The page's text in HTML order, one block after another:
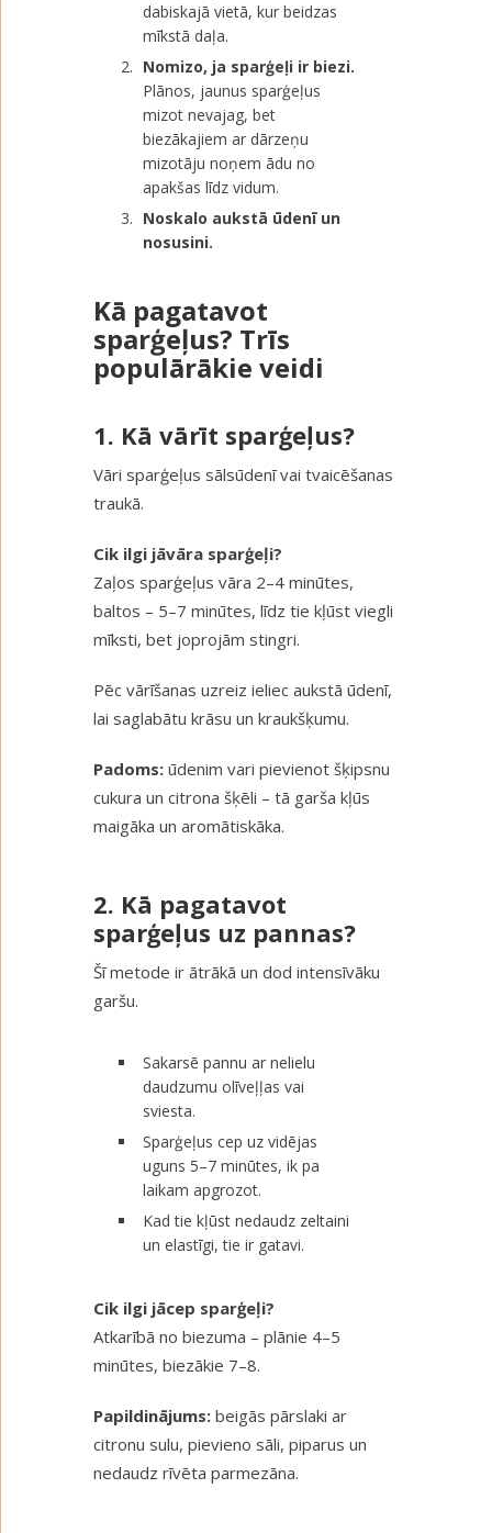
dabiskajā vietā, kur beidzas
mīkstā daļa.
Nomizo, ja sparģeļi ir biezi.
Plānos, jaunus sparģeļus
mizot nevajag, bet
biezākajiem ar dārzeņu
mizotāju noņem ādu no
apakšas līdz vidum.
Noskalo aukstā ūdenī un
nosusini.
Kā pagatavot
sparģeļus? Trīs
populārākie veidi
1. Kā vārīt sparģeļus?
Vāri sparģeļus sālsūdenī vai tvaicēšanas
traukā.
Cik ilgi jāvāra sparģeļi?
Zaļos sparģeļus vāra 2–4 minūtes,
baltos – 5–7 minūtes, līdz tie kļūst viegli
mīksti, bet joprojām stingri.
Pēc vārīšanas uzreiz ieliec aukstā ūdenī,
lai saglabātu krāsu un kraukšķumu.
Padoms: ūdenim vari pievienot šķipsnu
cukura un citrona šķēli – tā garša kļūs
maigāka un aromātiskāka.
2. Kā pagatavot
sparģeļus uz pannas?
Šī metode ir ātrākā un dod intensīvāku
garšu.
Sakarsē pannu ar nelielu
daudzumu olīveļļas vai
sviesta.
Sparģeļus cep uz vidējas
uguns 5–7 minūtes, ik pa
laikam apgrozot.
Kad tie kļūst nedaudz zeltaini
un elastīgi, tie ir gatavi.
Cik ilgi jācep sparģeļi?
Atkarībā no biezuma – plānie 4–5
minūtes, biezākie 7–8.
Papildinājums: beigās pārslaki ar
citronu sulu, pievieno sāli, piparus un
nedaudz rīvēta parmezāna.